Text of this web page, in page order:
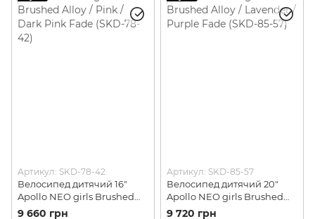
Артикул: SKD-78-42
Велосипед дитячий 16"
Apollo NEO girls Brushed
Alloy / Pink / Dark Pink Fade
9 660 грн
Артикул: SKD-85-57
Велосипед дитячий 20"
Apollo NEO girls Brushed
Alloy / Lavender / Purple
9 720 грн